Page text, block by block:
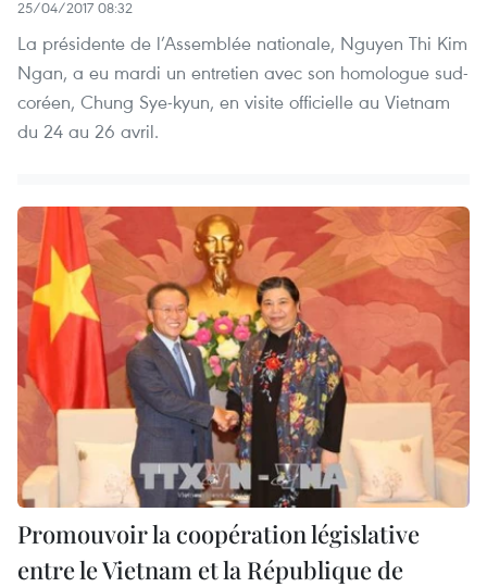
25/04/2017 08:32
La présidente de l’Assemblée nationale, Nguyen Thi Kim
Ngan, a eu mardi un entretien avec son homologue sud-
coréen, Chung Sye-kyun, en visite officielle au Vietnam
du 24 au 26 avril.
Promouvoir la coopération législative
entre le Vietnam et la République de